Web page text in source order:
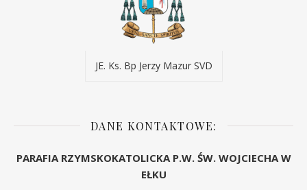
JE. Ks. Bp Jerzy Mazur SVD
DANE KONTAKTOWE:
PARAFIA RZYMSKOKATOLICKA P.W. ŚW. WOJCIECHA W
EŁKU